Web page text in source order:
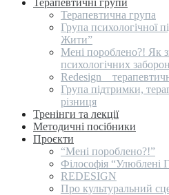
Терапевтичні групи
Терапевтична група
Група психологічної
Жити”
Мені пороблено?! Як
психологічних заборон
Redesign _
Група підтримки,
різниця
Тренінги та лекції
Методичні посібники
Проєкти
“Мені пороблено?!”
Філософія “Улюблені
REDESIGN
Про культуральний